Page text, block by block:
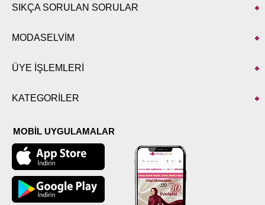
SIKÇA SORULAN SORULAR
MODASELVİM
ÜYE İŞLEMLERİ
KATEGORİLER
MOBİL UYGULAMALAR